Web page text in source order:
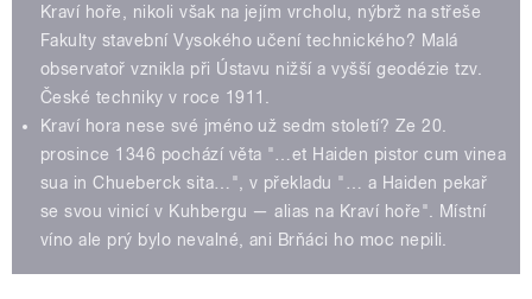
Kraví hoře, nikoli však na jejím vrcholu, nýbrž na střeše
Fakulty stavební Vysokého učení technického? Malá
observatoř vznikla při Ústavu nižší a vyšší geodézie tzv.
České techniky v roce 1911.
Kraví hora nese své jméno už sedm století? Ze 20.
prosince 1346 pochází věta "…et Haiden pistor cum vinea
sua in Chueberck sita…", v překladu "… a Haiden pekař
se svou vinicí v Kuhbergu — alias na Kraví hoře". Místní
víno ale prý bylo nevalné, ani Brňáci ho moc nepili.